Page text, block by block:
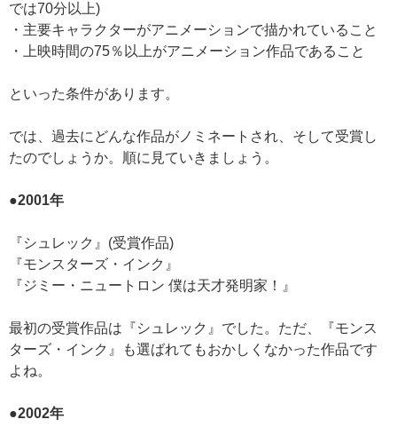
では70分以上)
・主要キャラクターがアニメーションで描かれていること
・上映時間の75％以上がアニメーション作品であること
といった条件があります。
では、過去にどんな作品がノミネートされ、そして受賞し
たのでしょうか。順に見ていきましょう。
●2001年
『シュレック』(受賞作品)
『モンスターズ・インク』
『ジミー・ニュートロン 僕は天才発明家！』
最初の受賞作品は『シュレック』でした。ただ、『モンス
ターズ・インク』も選ばれてもおかしくなかった作品です
よね。
●2002年